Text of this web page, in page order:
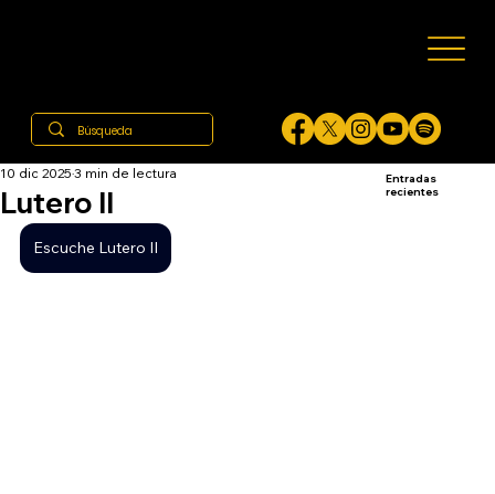
Lutero II
10 dic 2025 3 min de lectura
Escuche Lutero II
Entradas
recientes